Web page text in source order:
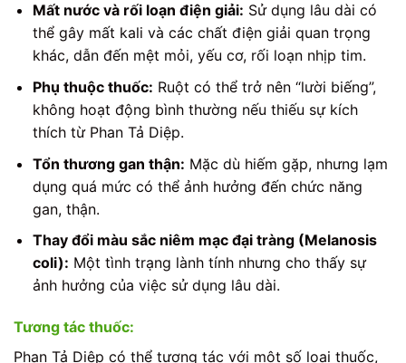
Mất nước và rối loạn điện giải: Sử dụng lâu dài có
thể gây mất kali và các chất điện giải quan trọng
khác, dẫn đến mệt mỏi, yếu cơ, rối loạn nhịp tim.
Phụ thuộc thuốc: Ruột có thể trở nên “lười biếng”,
không hoạt động bình thường nếu thiếu sự kích
thích từ Phan Tả Diệp.
Tổn thương gan thận: Mặc dù hiếm gặp, nhưng lạm
dụng quá mức có thể ảnh hưởng đến chức năng
gan, thận.
Thay đổi màu sắc niêm mạc đại tràng (Melanosis
coli): Một tình trạng lành tính nhưng cho thấy sự
ảnh hưởng của việc sử dụng lâu dài.
Tương tác thuốc:
Phan Tả Diệp có thể tương tác với một số loại thuốc,